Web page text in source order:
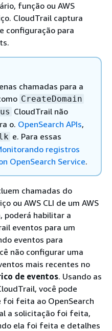
função ou AWS
CloudTrail captura
configuração para
chamadas para a
CreateDomain
CloudTrail não
o. OpenSearch APIs,
e. Para essas
registros
OpenSearch Service.
chamadas do
ou AWS CLI de um AWS
poderá habilitar a
eventos para um
eventos para
não configurar uma
mais recentes no
de eventos. Usando as
você pode
feita ao OpenSearch
a solicitação foi feita,
ela foi feita e detalhes